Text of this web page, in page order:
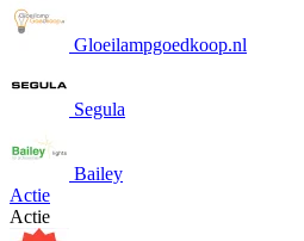
Gloeilampgoedkoop.nl
Segula
Bailey
Actie
Actie